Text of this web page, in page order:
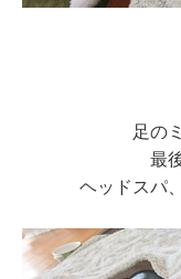
足の
最
ヘッドスパ